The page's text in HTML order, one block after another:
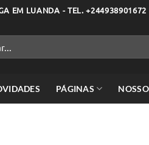
EM LUANDA - TEL. +244938901672
PÁGINAS